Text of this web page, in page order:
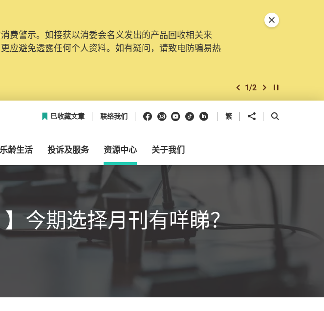
费警示。如接获以消委会名义发出的产品回收相关来
应避免透露任何个人资料。如有疑问，请致电防骗易热
上一个
1/2 下一个开始/暂停幻灯
关闭特別通告
已收藏文章 联络我们 Facebook
Instagram
Youtube
抖音领英 繁 分享到 开启搜寻框
乐龄生活 投诉及服务 资源中心 关于我们
】今期选择月刊有咩睇？